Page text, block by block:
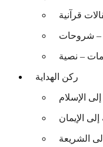
قرآنية
– شروحات
– نصية
ركن الهداية
إلى الإسلام
إلى الإيمان
إلى الشريعة